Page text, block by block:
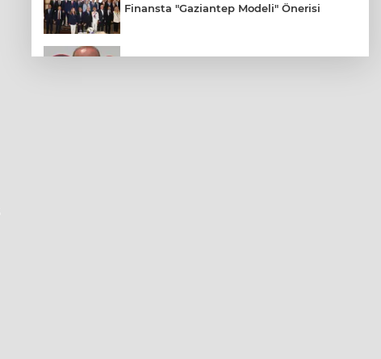
Finansta "Gaziantep Modeli" Önerisi